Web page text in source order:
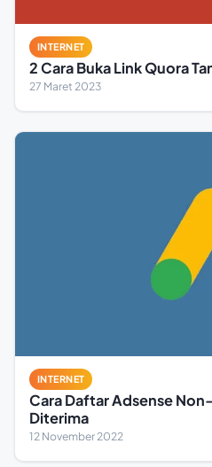
INTERNET
2 Cara Buka Link Quora
27 Maret 2023
INTERNET
Cara Daftar Adsense
Diterima
12 November 2022